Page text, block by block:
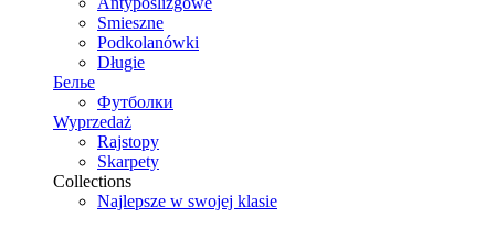
Smieszne
Podkolanówki
Długie
Белье
Футболки
Wyprzedaż
Rajstopy
Skarpety
Collections
Najlepsze w swojej klasie